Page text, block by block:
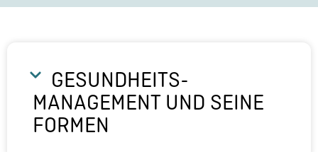
GESUNDHEITS­
MANAGEMENT UND SEINE
FORMEN